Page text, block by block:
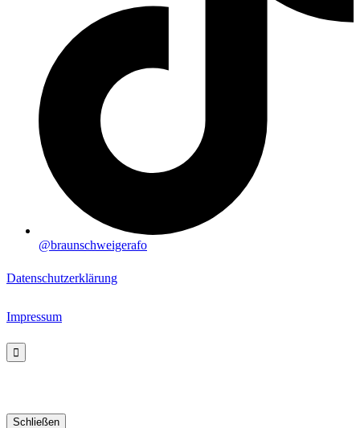
@braunschweigerafo
Datenschutzerklärung
Impressum
Schließen